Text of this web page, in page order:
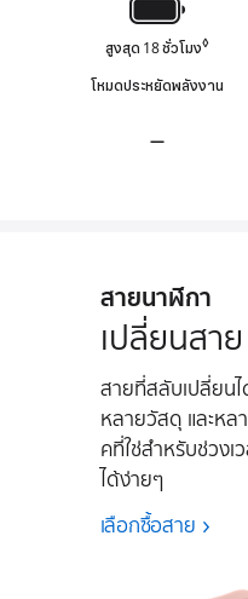
สายนาฬิกา
เปลี่ยนสา
สายที่สลับเปลี่ยน
หลายวัสดุ และห
คที่ใช่สำหรับช่วงเ
ได้ง่ายๆ
เลือกซื้อสาย